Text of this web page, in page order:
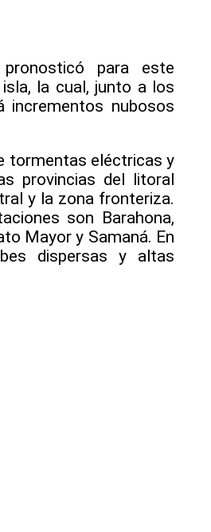
pronosticó para este
la cual, junto a los
incrementos nubosos
tormentas eléctricas y
provincias del litoral
y la zona fronteriza.
son Barahona,
Mayor y Samaná. En
dispersas y altas